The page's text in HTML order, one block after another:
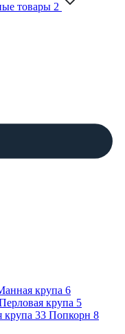
товары 2
крупа 6
крупа 5
крупа 33 Попкорн 8